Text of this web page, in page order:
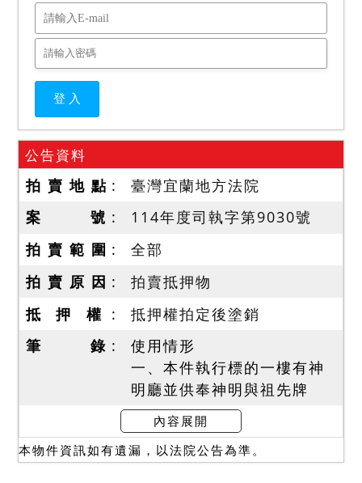
公告資料
拍 賣 地 點
臺灣宜蘭地方法院
案 號
114年度司執字第9030號
拍 賣 範 圍
全部
拍 賣 原 因
拍賣抵押物
抵 押 權
抵押權拍定後塗銷
筆 錄
使用情形
一、本件執行標的一樓有神
明廳並供奉神明與祖先牌
位，目前斷水斷電，屋內堆
放衣服與雜物而凌亂，且依
債權人查報稱係由債務人自
內容展開
本物件資訊如有遺漏，以法院公告為準。